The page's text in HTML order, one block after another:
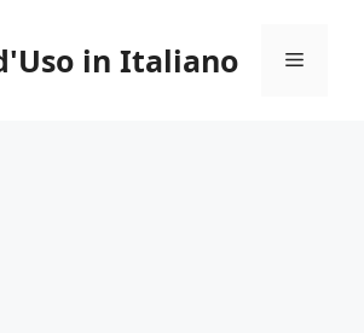
in Italiano Menu